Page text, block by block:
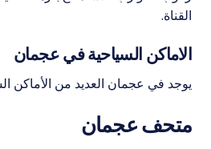
القناة.
الاماكن السياحية في عجمان
يوجد في عجمان العديد من الأماكن
متحف عجمان